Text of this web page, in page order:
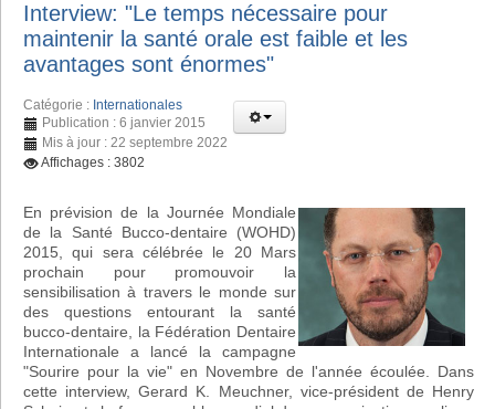
Interview: "Le temps nécessaire pour
maintenir la santé orale est faible et les
avantages sont énormes"
Catégorie : Internationales
Publication : 6 janvier 2015
Mis à jour : 22 septembre 2022
Affichages : 3802
En prévision de la Journée Mondiale
de la Santé Bucco-dentaire (WOHD)
2015, qui sera célébrée le 20 Mars
prochain pour promouvoir la
sensibilisation à travers le monde sur
des questions entourant la santé
bucco-dentaire, la Fédération Dentaire
Internationale a lancé la campagne
"Sourire pour la vie" en Novembre de l'année écoulée. Dans
cette interview, Gerard K. Meuchner, vice-président de Henry